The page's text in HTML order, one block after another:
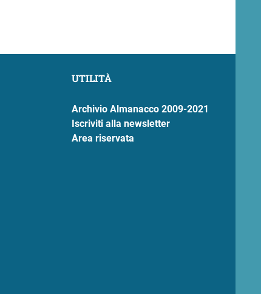
UTILITÀ
Archivio Almanacco 2009-2021
Iscriviti alla newsletter
Area riservata